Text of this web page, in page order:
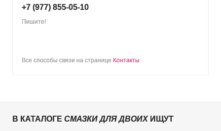
+7 (977) 855-05-10
Пишите!
Все способы связи на странице Контакты
В КАТАЛОГЕ СМАЗКИ ДЛЯ ДВОИХИЩУТ